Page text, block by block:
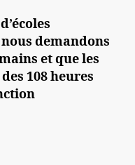
demandons
et que les
108 heures